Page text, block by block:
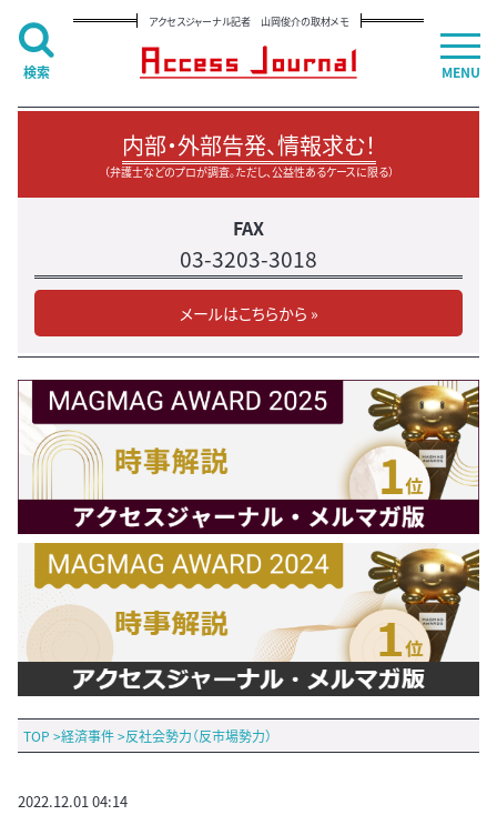
アクセスジャーナル記者 山岡俊介の取材メモ
内部・外部告発、情報求む！
（弁護士などのプロが調査。ただし、公益性あるケースに限る）
FAX
03-3203-3018
メールはこちらから »
TOP >経済事件>反社会勢力（反市場勢力）
2022.12.01 04:14
MENU
検索